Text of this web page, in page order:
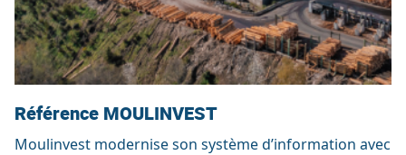
Référence MOULINVEST
Moulinvest modernise son système d’information avec